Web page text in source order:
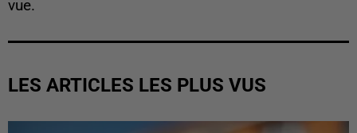
vue.
LES ARTICLES LES PLUS VUS